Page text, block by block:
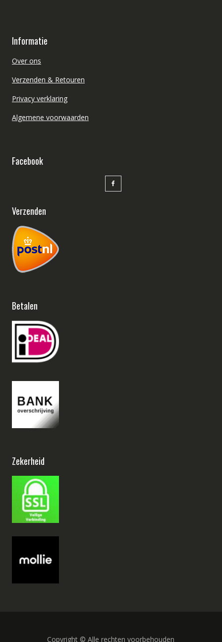
Informatie
Over ons
Verzenden & Retouren
Privacy verklaring
Algemene voorwaarden
Facebook
Verzenden
Betalen
Zekerheid
Copyright © Alle rechten voorbehouden